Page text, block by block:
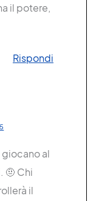
il potere,
Rispondi
al
🤨 Chi
il